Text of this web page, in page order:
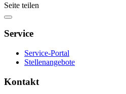
Seite teilen
Service
Service-Portal
Stellenangebote
Kontakt